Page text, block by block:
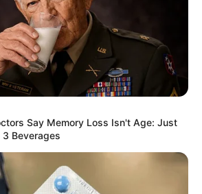
Say Memory Loss Isn't Age: Just
Beverages